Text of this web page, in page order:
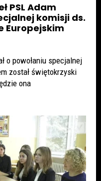
PSL Adam
komisji ds.
Europejskim
o powołaniu specjalnej
został świętokrzyski